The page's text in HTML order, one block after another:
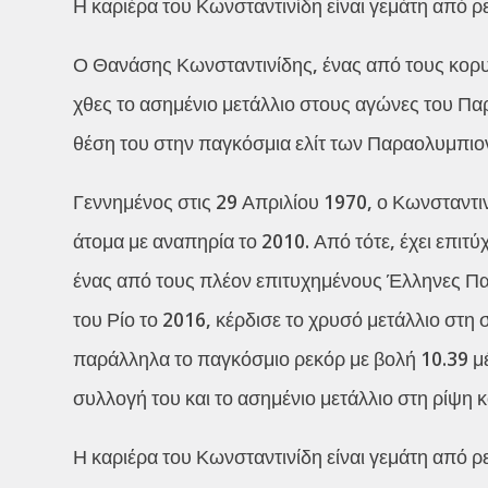
Η καριέρα του Κωνσταντινίδη είναι γεμάτη από
Ο Θανάσης Κωνσταντινίδης, ένας από τους
χθες το ασημένιο μετάλλιο στους αγώνες του
θέση του στην παγκόσμια ελίτ των
Γεννημένος στις 29 Απριλίου 1970, ο
άτομα με αναπηρία το 2010. Από τότε, έχει
ένας από τους πλέον επιτυχημένους Έλληνες
του Ρίο το 2016, κέρδισε το χρυσό μετάλλιο
παράλληλα το παγκόσμιο ρεκόρ με βολή 10.39
συλλογή του και το ασημένιο μετάλλιο στη ρίψη
Η καριέρα του Κωνσταντινίδη είναι γεμάτη από